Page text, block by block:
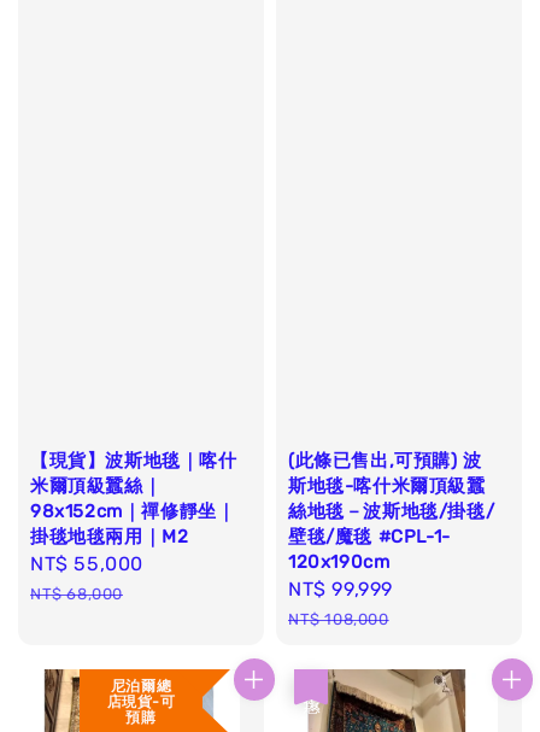
【現貨】波斯地毯｜喀什
米爾頂級蠶絲｜
98x152cm｜禪修靜坐｜
掛毯地毯兩用｜M2
Sale
price
NT$ 55,000
NT$ 68,000
(此條已售出,可預購) 波
斯地毯-喀什米爾頂級蠶
絲地毯－波斯地毯/掛毯/
壁毯/魔毯 #CPL-1-
120x190cm
Sale
price
NT$ 99,999
NT$ 108,000
尼泊爾總
店現貨-可
預購